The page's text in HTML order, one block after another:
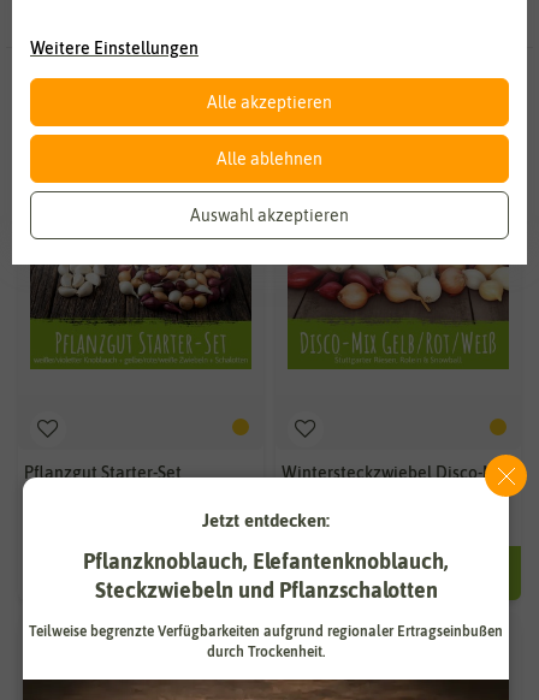
NEU
Pflanzgut Starter-Set
ab 12,95 €
Wintersteckzwiebel Disco-Mix
ab 2,49 €
250 g | 9,96 € / kg
BIO
Weitere Einstellungen
Alle akzeptieren
Alle ablehnen
Auswahl akzeptieren
Jetzt entdecken:
Pflanzknoblauch, Elefantenknoblauch,
Steckzwiebeln und Pflanzschalotten
Teilweise begrenzte Verfügbarkeiten aufgrund regionaler Ertragseinbußen
durch Trockenheit.